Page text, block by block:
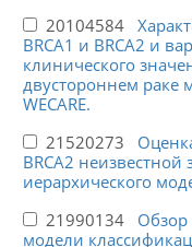
20104584
BRCA1 и BRCA2 и
клинического
двустороннем раке
WECARE.
21520273
BRCA2
иерархического
21990134 Обзор
модели